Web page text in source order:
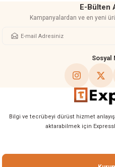
E-Bülten
Kampanyalardan ve en yeni
Sosyal
Bilgi ve tecrübeyi dürüst hizmet
aktarabilmek için